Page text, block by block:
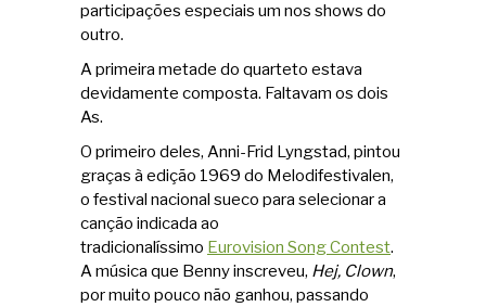
participações especiais um nos shows do
outro.
A primeira metade do quarteto estava
devidamente composta. Faltavam os dois
As.
O primeiro deles, Anni-Frid Lyngstad, pintou
graças à edição 1969 do Melodifestivalen,
o festival nacional sueco para selecionar a
canção indicada ao
tradicionalíssimo Eurovision Song Contest.
A música que Benny inscreveu, Hej, Clown,
por muito pouco não ganhou, passando